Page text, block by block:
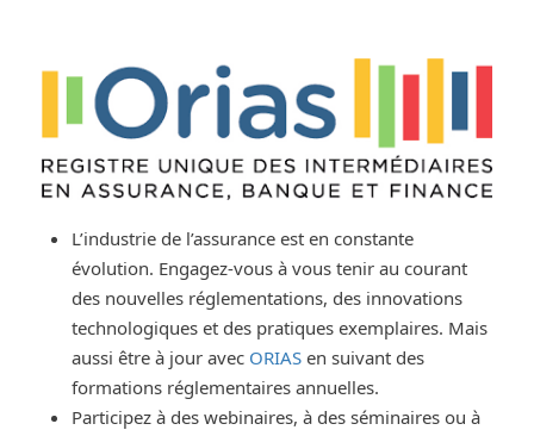
L’industrie de l’assurance est en constante
évolution. Engagez-vous à vous tenir au courant
des nouvelles réglementations, des innovations
technologiques et des pratiques exemplaires. Mais
aussi être à jour avec ORIAS en suivant des
formations réglementaires annuelles.
Participez à des webinaires, à des séminaires ou à